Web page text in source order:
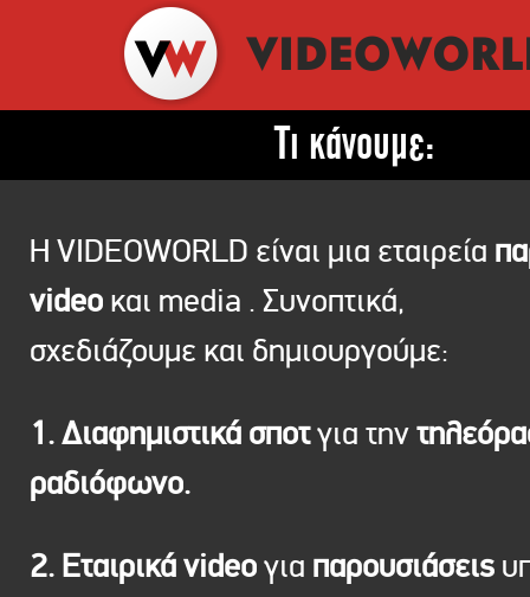
Τι κάνουμε:
Η VIDEOWORLD είναι μια εταιρεία
video και media . Συνοπτικά,
σχεδιάζουμε και δημιουργούμε:
1. Διαφημιστικά σποτγια την
ραδιόφωνο.
2. Εταιρικά videoγια παρουσιάσεις